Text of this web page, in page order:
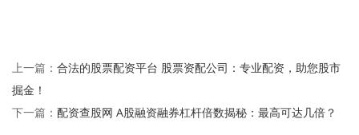
上一篇： 合法的股票配资平台 股票资配公司：专业配资，助您股市
掘金！
下一篇： 配资查股网 A股融资融券杠杆倍数揭秘：最高可达几倍？